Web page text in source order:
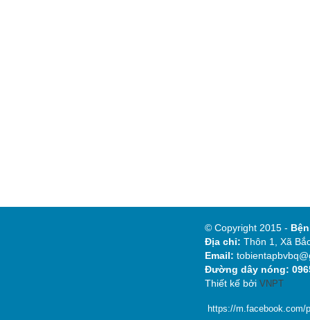
© Copyright 2015 -
Địa chỉ: Thôn 1, Xã
Email:
Đường dây nóng:
Thiết kế bởi VNPT
https://m.facebook.com/